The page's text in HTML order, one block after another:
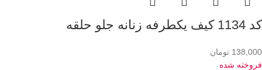
کد 1134 کیف یکطرفه زنانه جلو حلقه
138,000 تومان
فروخته شده